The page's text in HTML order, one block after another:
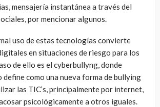
mensajería instantánea a través del
por mencionar algunos.
uso de estas tecnologías convierte
en situaciones de riesgo para los
de ello es el cyberbullyng, donde
define como una nueva forma de bullying
las TIC’s, principalmente por internet,
psicológicamente a otros iguales.